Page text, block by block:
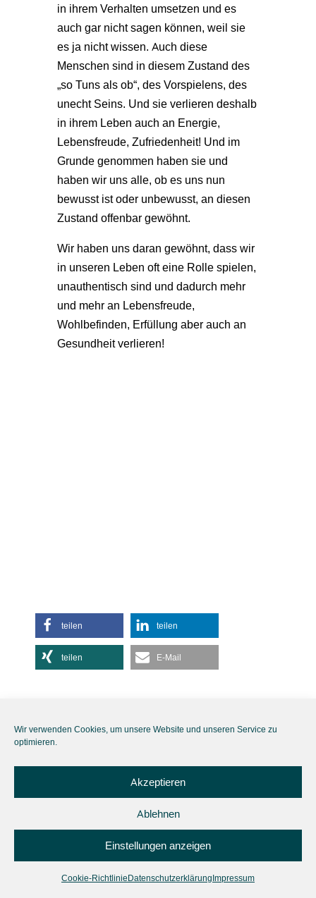
Wir verwenden Cookies, um unsere Website und unseren Service zu
optimieren.
Akzeptieren
Ablehnen
Einstellungen anzeigen
Cookie-RichtlinieDatenschutzerklärungImpressum
in ihrem Verhalten umsetzen und es
auch gar nicht sagen können, weil sie
es ja nicht wissen. Auch diese
Menschen sind in diesem Zustand des
„so Tuns als ob“, des Vorspielens, des
unecht Seins. Und sie verlieren deshalb
in ihrem Leben auch an Energie,
Lebensfreude, Zufriedenheit! Und im
Grunde genommen haben sie und
haben wir uns alle, ob es uns nun
bewusst ist oder unbewusst, an diesen
Zustand offenbar gewöhnt.
Wir haben uns daran gewöhnt, dass wir
in unseren Leben oft eine Rolle spielen,
unauthentisch sind und dadurch mehr
und mehr an Lebensfreude,
Wohlbefinden, Erfüllung aber auch an
Gesundheit verlieren!
teilen teilen
teilen E-Mail